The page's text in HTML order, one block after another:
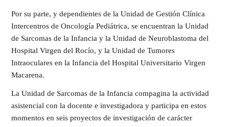
Por su parte, y dependientes de la Unidad de Gestión Clínica
Intercentros de Oncología Pediátrica, se encuentran la Unidad
de Sarcomas de la Infancia y la Unidad de Neuroblastoma del
Hospital Virgen del Rocío, y la Unidad de Tumores
Intraoculares en la Infancia del Hospital Universitario Virgen
Macarena.
La Unidad de Sarcomas de la Infancia compagina la actividad
asistencial con la docente e investigadora y participa en estos
momentos en seis proyectos de investigación de carácter